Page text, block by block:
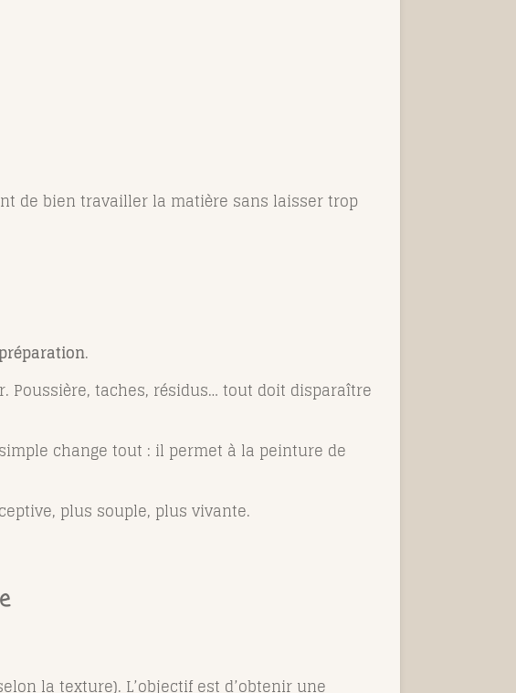
de bien travailler la matière sans laisser trop
.
taches, résidus… tout doit disparaître
change tout : il permet à la peinture de
plus souple, plus vivante.
la texture). L’objectif est d’obtenir une